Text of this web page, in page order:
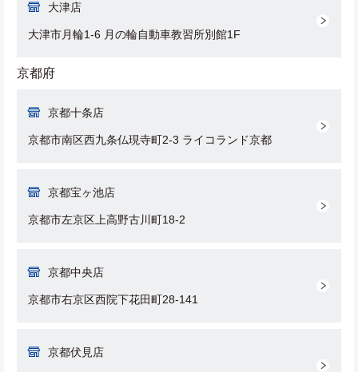
大津店
大津市月輪1-6 月の輪自動車教習所別館1F
京都府
京都十条店
京都市南区西九条仏現寺町2-3 ライコランド京都
京都宝ヶ池店
京都市左京区上高野古川町18-2
京都中央店
京都市右京区西院下花田町28-141
京都伏見店